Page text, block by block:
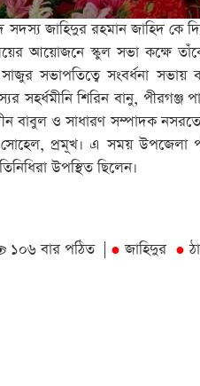
জাহিদুর রহমান জাহিদ কে
আয়োজনে স্কুল সভা কক্ষে
সাজুর সভাপতিত্বে সংবর্ধনা
সহর্ধমীনি শিরিন বানু, পীরগঞ্জ
বাবুল ও সাধারণ সম্পাদক নসরতে
প্রমূখ। এ সময় উপজেলা
উপস্থিত ছিলেন।
১০৬ বার পঠিত | ● জাহিদুর ●